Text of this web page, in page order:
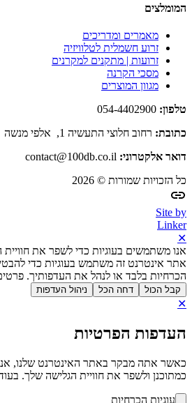
המומלצים
מאמרים ומדריכים
זרוע חשמלית לטלוויזיה
זרועות | מתקנים למקרנים
מסכי הקרנה
מגוון המוצרים
טלפון:
כתובת: רחוב חלוצי התעשיה 1, אלפי מנשה
דואר אלקטרוני:
כל הזכויות שמורות © 2026
Site by
Linker
✕
אנו משתמשים בעוגיות כדי לשפר את
אתר אינטרנט זה משתמש בעוגיות כדי
הכרחיות בלבד או לנהל את העדפותיך.
קבל הכול דחה הכל ניהול העדפות
✕
העדפות הפרטיות
כמתוכנן ולשפר את חוויית הגלישה שלך.
עוגיות הכרחיות